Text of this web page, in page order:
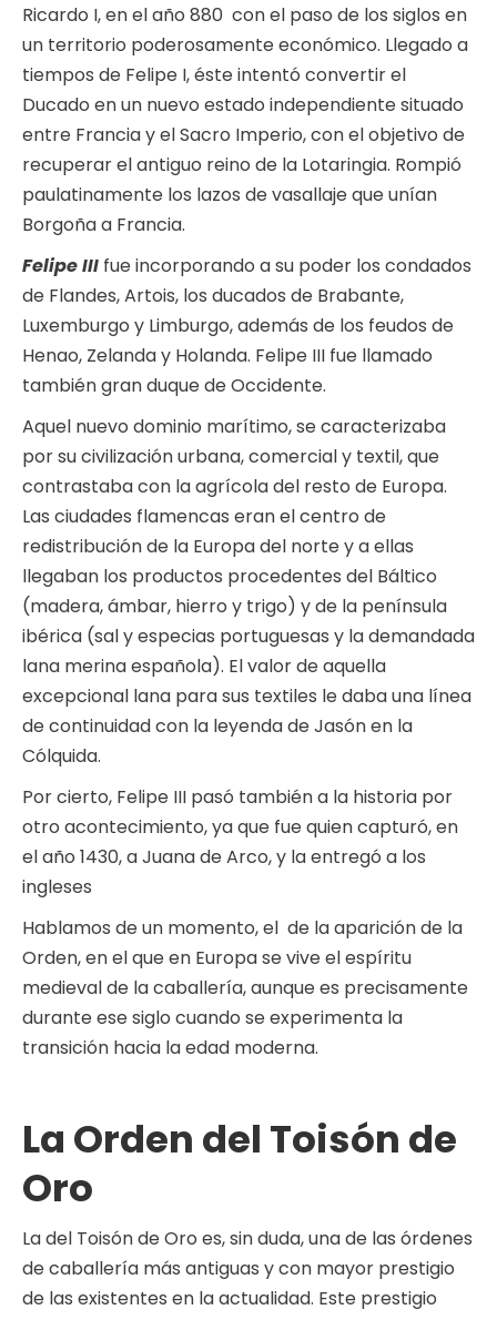
Ricardo I, en el año 880 con el paso de los siglos en
un territorio poderosamente económico. Llegado a
tiempos de Felipe I, éste intentó convertir el
Ducado en un nuevo estado independiente situado
entre Francia y el Sacro Imperio, con el objetivo de
recuperar el antiguo reino de la Lotaringia. Rompió
paulatinamente los lazos de vasallaje que unían
Borgoña a Francia.
Felipe III fue incorporando a su poder los condados
de Flandes, Artois, los ducados de Brabante,
Luxemburgo y Limburgo, además de los feudos de
Henao, Zelanda y Holanda. Felipe III fue llamado
también gran duque de Occidente.
Aquel nuevo dominio marítimo, se caracterizaba
por su civilización urbana, comercial y textil, que
contrastaba con la agrícola del resto de Europa.
Las ciudades flamencas eran el centro de
redistribución de la Europa del norte y a ellas
llegaban los productos procedentes del Báltico
(madera, ámbar, hierro y trigo) y de la península
ibérica (sal y especias portuguesas y la demandada
lana merina española). El valor de aquella
excepcional lana para sus textiles le daba una línea
de continuidad con la leyenda de Jasón en la
Cólquida.
Por cierto, Felipe III pasó también a la historia por
otro acontecimiento, ya que fue quien capturó, en
el año 1430, a Juana de Arco, y la entregó a los
ingleses
Hablamos de un momento, el de la aparición de la
Orden, en el que en Europa se vive el espíritu
medieval de la caballería, aunque es precisamente
durante ese siglo cuando se experimenta la
transición hacia la edad moderna.
La Orden del Toisón de
Oro
La del Toisón de Oro es, sin duda, una de las órdenes
de caballería más antiguas y con mayor prestigio
de las existentes en la actualidad. Este prestigio